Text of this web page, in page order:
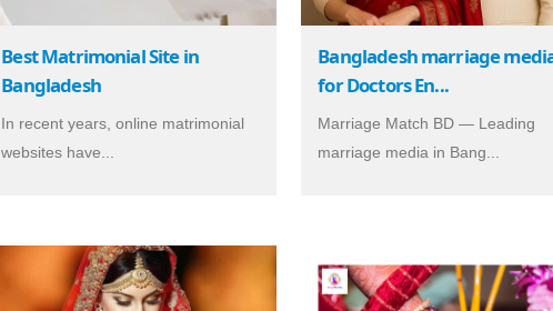
Best Matrimonial Site in
Bangladesh
In recent years, online matrimonial
websites have...
Bangladesh marriage
for Doctors En...
Marriage Match BD — Leading
marriage media in Bang...